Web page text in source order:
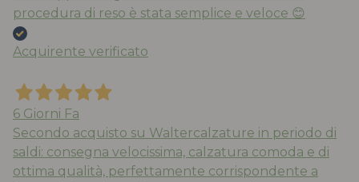
procedura di reso è stata semplice e veloce 😊
Acquirente verificato
6 Giorni Fa
Secondo acquisto su Waltercalzature in periodo di
saldi: consegna velocissima, calzatura comoda e di
ottima qualità, perfettamente corrispondente a